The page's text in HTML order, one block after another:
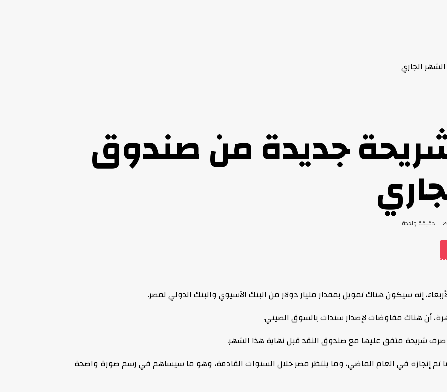
الجاري
جديدة من صندوق
دقيقة واحدة
إنه سيكون هناك تمويل بمقدار مليار دولار من البنك الآسيوي والبنك الدولي لمصر.
أن هناك مفاوضات لإصدار سندات بالسوق الصيني.
صرف شريحة متفق عليها مع صندوق النقد قبل نهاية هذا الشهر.
ما تم إنجازه في العام الماضي، وما ينتظر مصر خلال السنوات القادمة، وهو ما سيساهم في رسم صورة واضحة